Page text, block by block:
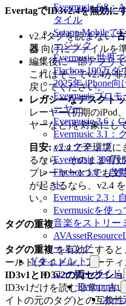
Evermusic 6.8：
タイル
Setapp Mobileで
ージック
Evermusic 世界
Flacbox 100万
2025年 iPhone
Evermusicプロ
ーヤー
Evermusic 3.6：
Evermusic 3.1：
バックアップ
Evermusic 300
Flacbox 1.6：自
ト
Evermusic 2.3：
Evermusicを使
音楽をストリー
ーミング
ドキュメント
ユーザーガイド
Evermusic
オー
EvertagでID3v2.4を無効に
v2.4タグを読まない
器 向けにファイルを
編集後に一部アプリ
これはそこでv2.4が
戻してください。
レガシーなデスクト
レーヤー(初期のiPod
ヤーなど)を対象にし
目安: v2.4 で全環境に
るなら、そのまま有
プレーヤー1つでも文
が起きるなら、v2.4
い。
タグの重複
タグの重複を有効にすると
ールド(タイトル、アーテ
ID3v1とID3v2の両セクショ
ID3v1だけを読む非常に古
イトの元のタグ)との互換